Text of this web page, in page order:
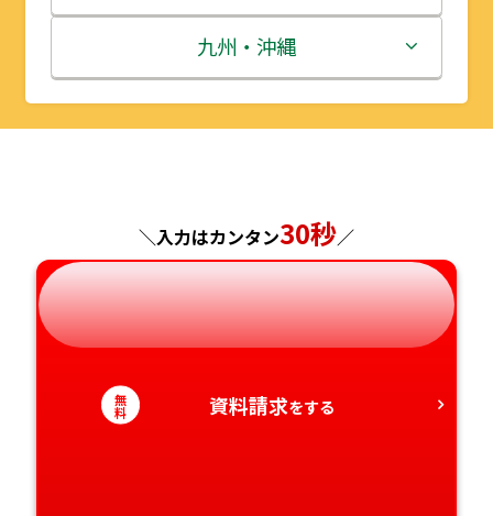
秋田県
山形県
埼玉県
千葉県
神奈川県
石川県
福井県
長野県
岐阜県
静岡県
愛知県
滋賀県
京都府
兵庫県
奈良県
和歌山県
鳥取県
島根県
広島県
山口県
徳島県
香川県
九州・沖縄
福岡県
長崎県
熊本県
大分県
宮崎県
＼入力はカンタン30秒／
無
料 資料請求をする